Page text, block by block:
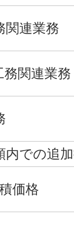
関連業務
務関連業務
内での追
価格